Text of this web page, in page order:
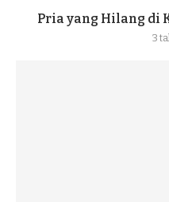
Pria yang Hilang di
3